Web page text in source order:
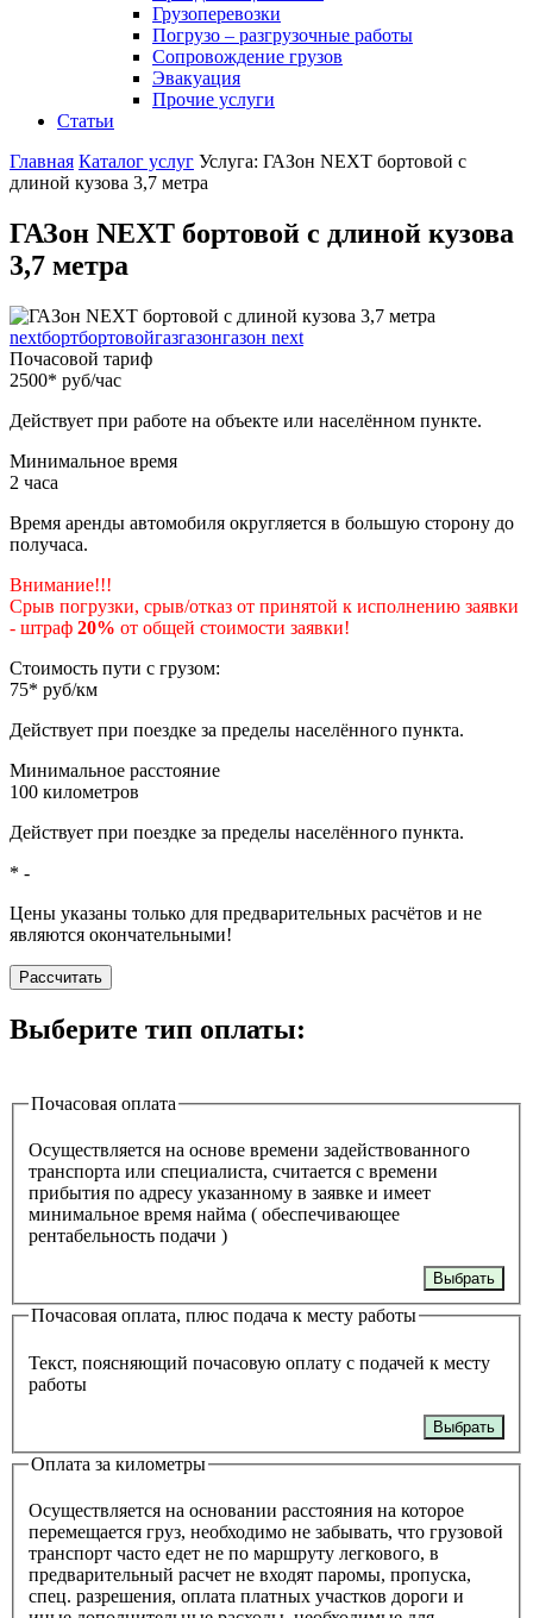
Грузоперевозки
Погрузо – разгрузочные работы
Сопровождение грузов
Эвакуация
Прочие услуги
Статьи
Главная Каталог услуг Услуга: ГАЗон NEXT бортовой с
длиной кузова 3,7 метра
ГАЗон NEXT бортовой с длиной кузова
3,7 метра
nextбортбортовойгазгазонгазон next
Почасовой тариф
2500* руб/час
Действует при работе на объекте или населённом пункте.
Минимальное время
2 часа
Время аренды автомобиля округляется в большую сторону до
получаса.
Внимание!!!
Срыв погрузки, срыв/отказ от принятой к исполнению заявки
- штраф 20% от общей стоимости заявки!
Стоимость пути с грузом:
75* руб/км
Действует при поездке за пределы населённого пункта.
Минимальное расстояние
100 километров
Действует при поездке за пределы населённого пункта.
* -
Цены указаны только для предварительных расчётов и не
являются окончательными!
Рассчитать
Выберите тип оплаты:
Почасовая оплата
Осуществляется на основе времени задействованного
транспорта или специалиста, считается с времени
прибытия по адресу указанному в заявке и имеет
минимальное время найма ( обеспечивающее
рентабельность подачи )
Выбрать
Почасовая оплата, плюс подача к месту работы
Текст, поясняющий почасовую оплату с подачей к месту
работы
Выбрать
Оплата за километры
Осуществляется на основании расстояния на которое
перемещается груз, необходимо не забывать, что грузовой
транспорт часто едет не по маршруту легкового, в
предварительный расчет не входят паромы, пропуска,
спец. разрешения, оплата платных участков дороги и